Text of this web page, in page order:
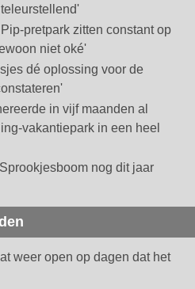
pretpark zitten constant op
niet oké'
dé oplossing voor de
in vijf maanden al
vakantiepark in een heel
nog dit jaar
weer open op dagen dat het